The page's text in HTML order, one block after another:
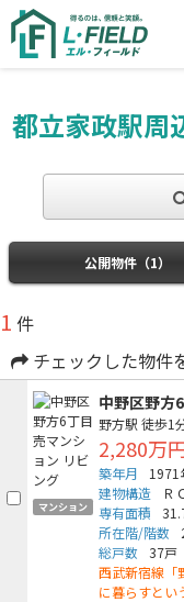
都立家政駅周
公開物件（1）
1 件
チェックした物件
マンション
中野区野方
野方駅 徒歩1
2,280万
築年月 1971
建物構造
Ｒ
専有面積
所在階/階数
総戸数 37戸
西武新宿線「
に暮らすとい